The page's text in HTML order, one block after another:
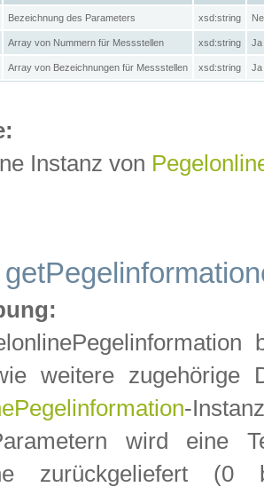
Bezeichnung des Parameters xsd:string
Array von Nummern für Messstellen xsd:string Ja
Array von Bezeichnungen für Messstellen xsd:string Ja
Instanz von
weitere zugehörige
-
wird eine
zurückgeliefert